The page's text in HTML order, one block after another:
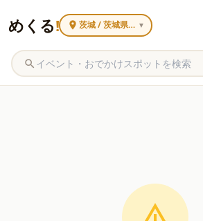
めくる! 茨城 / 茨城県内で広く見る
▼